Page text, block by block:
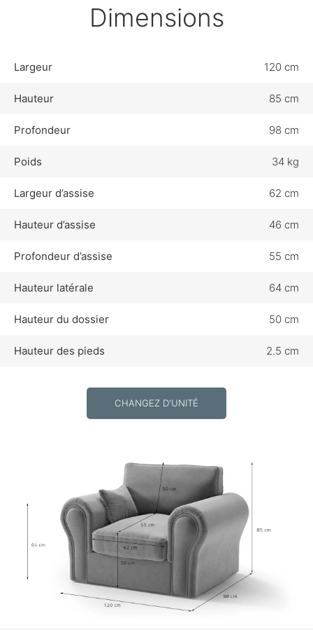
Dimensions
Largeur 120 cm
Hauteur 85 cm
Profondeur 98 cm
Poids 34 kg
Largeur d’assise 62 cm
Hauteur d’assise 46 cm
Profondeur d’assise 55 cm
Hauteur latérale 64 cm
Hauteur du dossier 50 cm
Hauteur des pieds 2.5 cm
CHANGEZ D'UNITÉ